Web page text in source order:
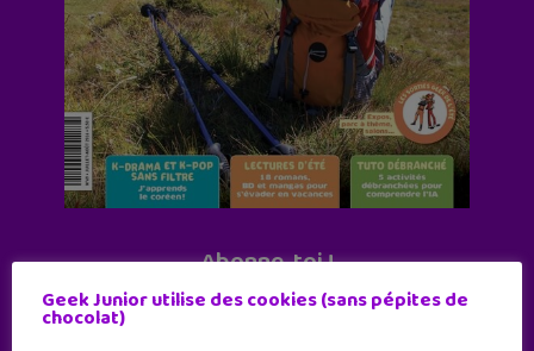
Abonne-toi !
11 numéros par an
Geek Junior utilise des cookies (sans pépites de
chocolat)